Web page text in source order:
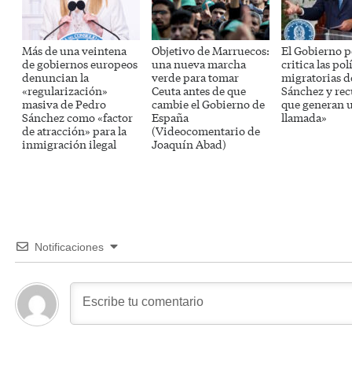
Más de una veintena
de gobiernos europeos
denuncian la
«regularización»
masiva de Pedro
Sánchez como «factor
de atracción» para la
inmigración ilegal
Objetivo de Marruecos:
una nueva marcha
verde para tomar
Ceuta antes de que
cambie el Gobierno de
España
(Videocomentario de
Joaquín Abad)
El Gobierno
critica las
migratorias
Sánchez y
que generan
llamada»
Notificaciones